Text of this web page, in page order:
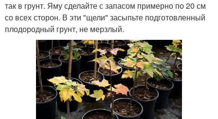
так в грунт. Яму сделайте с запасом примерно по 20 см
со всех сторон. В эти "щели" засыпьте подготовленный
плодородный грунт, не мерзлый.